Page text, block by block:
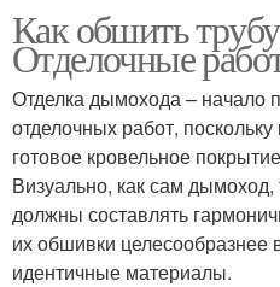
Как обшить
Отделочные
Отделка дымохода – начало
отделочных работ,
готовое кровельное
Визуально, как сам
должны составлять
их обшивки целесообразнее
идентичные материалы.